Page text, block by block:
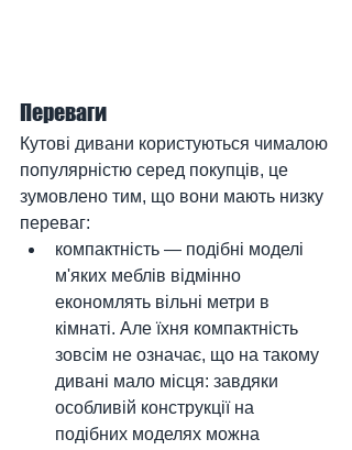
Переваги
Кутові дивани користуються чималою
популярністю серед покупців, це
зумовлено тим, що вони мають низку
переваг:
компактність — подібні моделі
м'яких меблів відмінно
економлять вільні метри в
кімнаті. Але їхня компактність
зовсім не означає, що на такому
дивані мало місця: завдяки
особливій конструкції на
подібних моделях можна